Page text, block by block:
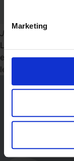
Marketing
John Doe
CEO
Lorem ipsum
elit tellus, luctus
leo.